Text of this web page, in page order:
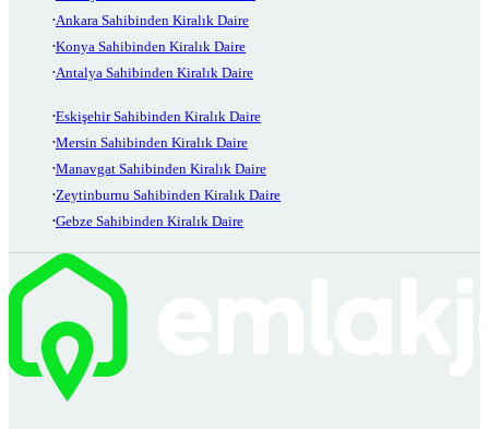
Ankara Sahibinden Kiralık Daire
Konya Sahibinden Kiralık Daire
Antalya Sahibinden Kiralık Daire
Eskişehir Sahibinden Kiralık Daire
Mersin Sahibinden Kiralık Daire
Manavgat Sahibinden Kiralık Daire
Zeytinburnu Sahibinden Kiralık Daire
Gebze Sahibinden Kiralık Daire